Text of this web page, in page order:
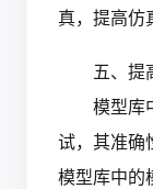
真，提高仿
五、提
模型库
试，其准确
模型库中的